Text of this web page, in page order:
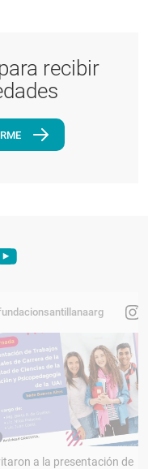
recibir
a la presentación de